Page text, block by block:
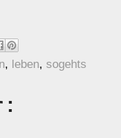
, leben, sogehts